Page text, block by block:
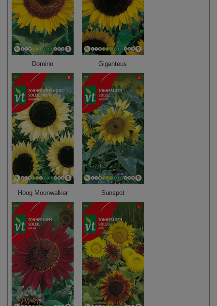
Domino Giganteus
Hoog Moonwalker Sunspot